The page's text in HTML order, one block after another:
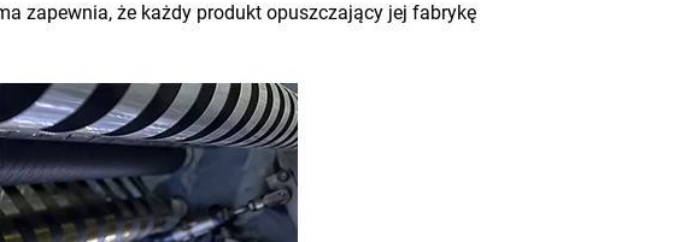
zapewnia, że każdy produkt opuszczający jej fabrykę